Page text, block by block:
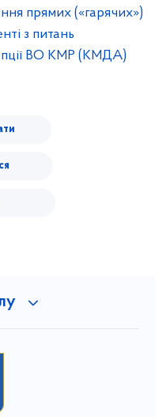
прямих («гарячих»)
з питань
ВО КМР (КМДА)